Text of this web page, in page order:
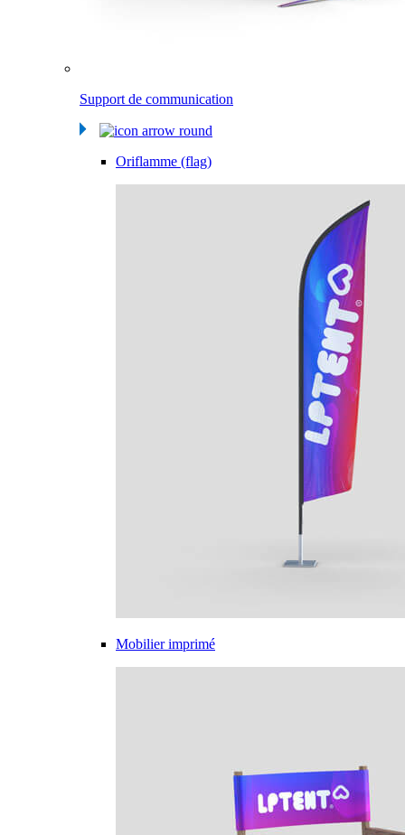
Support de communication
Oriflamme (flag)
Mobilier imprimé